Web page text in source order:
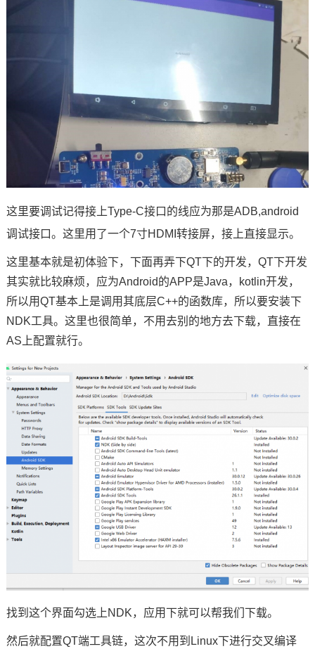
这里要调试记得接上Type-C接口的线应为那是ADB,android
调试接口。这里用了一个7寸HDMI转接屏，接上直接显示。
这里基本就是初体验下，下面再弄下QT下的开发，QT下开发
其实就比较麻烦，应为Android的APP是Java，kotlin开发，
所以用QT基本上是调用其底层C++的函数库，所以要安装下
NDK工具。这里也很简单，不用去别的地方去下载，直接在
AS上配置就行。
找到这个界面勾选上NDK，应用下就可以帮我们下载。
然后就配置QT端工具链，这次不用到Linux下进行交叉编译